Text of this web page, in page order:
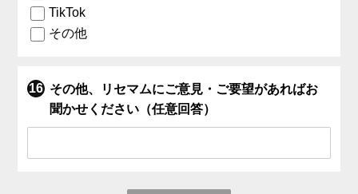
TikTok
その他
その他、リセマムにご意見・ご要望があればお
聞かせください（任意回答）